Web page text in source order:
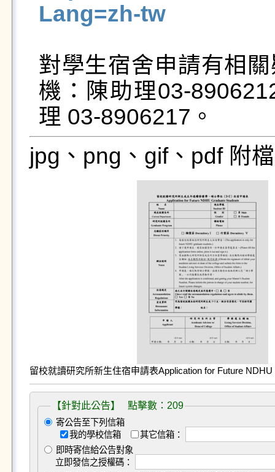
Lang=zh-tw
對學生宿舍申請有相
機：陳助理03-
jpg、png、gif、pdf 附
留校就讀研究所新生住宿申請表Application for Future
【針對此公告】 點擊數：209
寄公告至下列信箱
我的學校信箱
其它信箱：
即時寄信給公告對象
立即發信之授權碼：